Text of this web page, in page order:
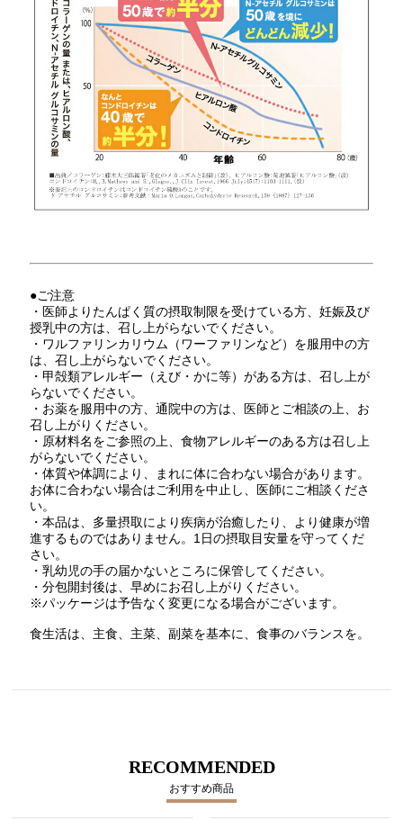
●ご注意
・医師よりたんぱく質の摂取制限を受けている方、妊娠及び
授乳中の方は、召し上がらないでください。
・ワルファリンカリウム（ワーファリンなど）を服用中の方
は、召し上がらないでください。
・甲殻類アレルギー（えび・かに等）がある方は、召し上が
らないでください。
・お薬を服用中の方、通院中の方は、医師とご相談の上、お
召し上がりください。
・原材料名をご参照の上、食物アレルギーのある方は召し上
がらないでください。
・体質や体調により、まれに体に合わない場合があります。
お体に合わない場合はご利用を中止し、医師にご相談くださ
い。
・本品は、多量摂取により疾病が治癒したり、より健康が増
進するものではありません。1日の摂取目安量を守ってくだ
さい。
・乳幼児の手の届かないところに保管してください。
・分包開封後は、早めにお召し上がりください。
※パッケージは予告なく変更になる場合がございます。
食生活は、主食、主菜、副菜を基本に、食事のバランスを。
RECOMMENDED
おすすめ商品